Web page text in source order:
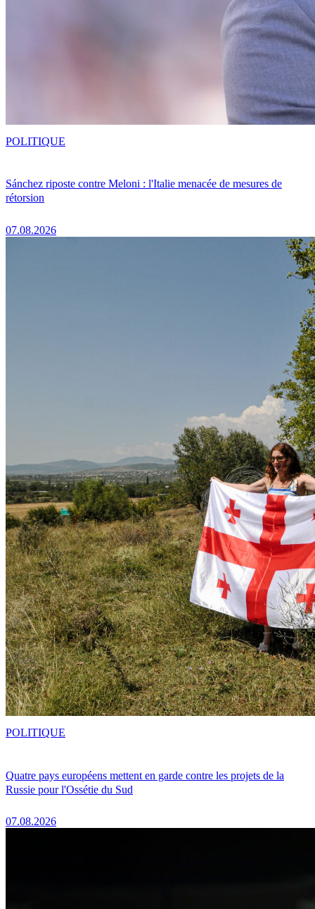
Sánchez riposte contre Meloni : l'Italie menacée de mesures de
rétorsion
07.08.2026
POLITIQUE
Quatre pays européens mettent en garde contre les projets de la
Russie pour l'Ossétie du Sud
07.08.2026
POLITIQUE